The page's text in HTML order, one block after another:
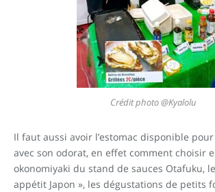
Crédit photo @Kyalolu
Il faut aussi avoir l’estomac disponible
avec son odorat, en effet comment choisir
okonomiyaki du stand de sauces Otafuku,
appétit Japon », les dégustations de petits